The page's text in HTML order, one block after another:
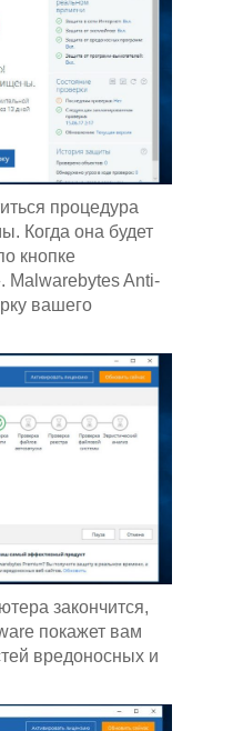
процедура
Когда она будет
кнопке
Malwarebytes Anti-
вашего
закончится,
покажет вам
вредоносных и